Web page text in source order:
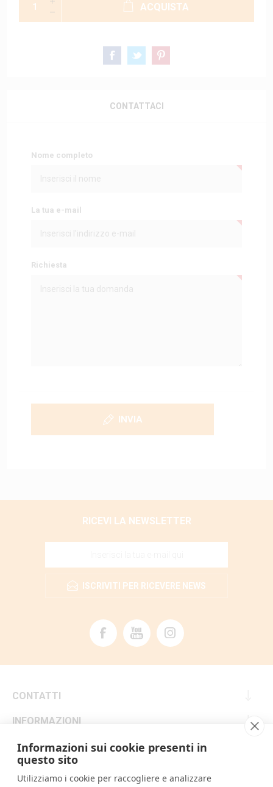
ACQUISTA
CONTATTACI
Nome completo
La tua e-mail
Richiesta
INVIA
RICEVI LA NEWSLETTER
ISCRIVITI PER RICEVERE NEWS
CONTATTI
INFORMAZIONI
SERVIZIO CLIENTI
Informazioni sui cookie presenti in
questo sito
Utilizziamo i cookie per raccogliere e analizzare